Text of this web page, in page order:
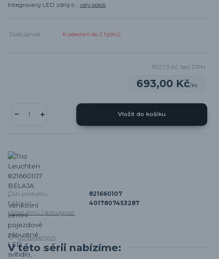
Integrovaný LED zdroj o ... celý popis
Dostupnost K odeslání do 2 týdnů
693,00 Kč/ks
572,73 Kč bez DPH
Vložit do košíku
Číslo produktu:
821660107
EAN kód:
4017807453287
Hlídat cenu / dostupnost
Do oblíbených
V této sérii nabízíme: